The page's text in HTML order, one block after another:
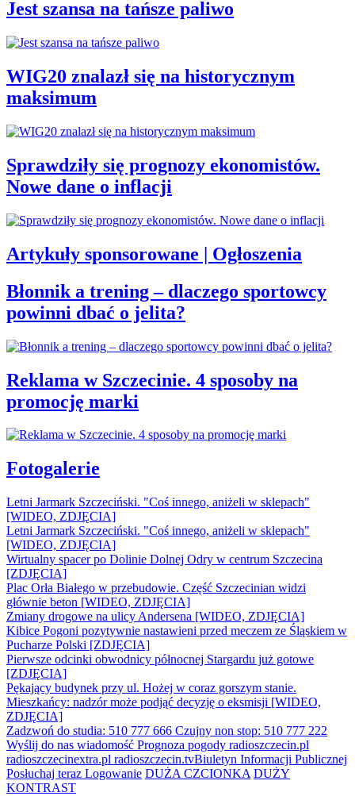
Jest szansa na tańsze paliwo
WIG20 znalazł się na historycznym
maksimum
Sprawdziły się prognozy ekonomistów.
Nowe dane o inflacji
Artykuły sponsorowane | Ogłoszenia
Błonnik a trening – dlaczego sportowcy
powinni dbać o jelita?
Reklama w Szczecinie. 4 sposoby na
promocję marki
Fotogalerie
Letni Jarmark Szczeciński. "Coś innego, aniżeli w sklepach"
[WIDEO, ZDJĘCIA]
Letni Jarmark Szczeciński. "Coś innego, aniżeli w sklepach"
[WIDEO, ZDJĘCIA]
Wirtualny spacer po Dolinie Dolnej Odry w centrum Szczecina
[ZDJĘCIA]
Plac Orła Białego w przebudowie. Część Szczecinian widzi
głównie beton [WIDEO, ZDJĘCIA]
Zmiany drogowe na ulicy Andersena [WIDEO, ZDJĘCIA]
Kibice Pogoni pozytywnie nastawieni przed meczem ze Śląskiem w
Pucharze Polski [ZDJĘCIA]
Pierwsze odcinki obwodnicy północnej Stargardu już gotowe
[ZDJĘCIA]
Pękający budynek przy ul. Hożej w coraz gorszym stanie.
Mieszkańcy: nadzór może podjąć decyzję o eksmisji [WIDEO,
ZDJĘCIA]
Zadzwoń do studia: 510 777 666 Czujny non stop: 510 777 222
Wyślij do nas wiadomość Prognoza pogody radioszczecin.pl
radioszczecinextra.pl radioszczecin.tvBiuletyn Informacji Publicznej
Posłuchaj teraz Logowanie DUŻA CZCIONKA DUŻY
KONTRAST